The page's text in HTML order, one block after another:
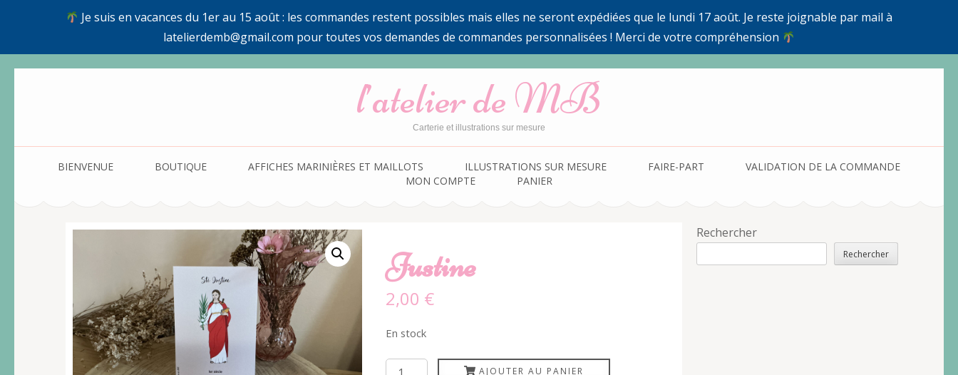
Je suis en vacances du 1er au 15 août : les commandes restent possibles mais elles ne seront expédiées que le lundi 17 août. Je reste joignable par mail à
latelierdemb@gmail.com pour toutes vos demandes de commandes personnalisées ! Merci de votre compréhension
l’atelier de MB
Carterie et illustrations sur mesure
BIENVENUE BOUTIQUE AFFICHES MARINIÈRES ET MAILLOTS ILLUSTRATIONS SUR MESURE FAIRE-PART
VALIDATION DE LA COMMANDE
MON COMPTE
PANIER
Justine
2,00 €
En stock
quantité
AJOUTER AU PANIER
Rechercher
Rechercher